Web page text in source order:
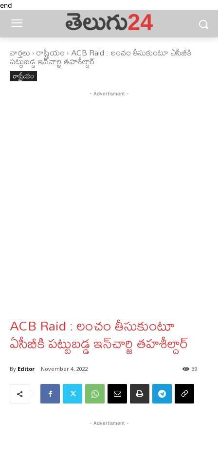
end
వార్తలు రాష్ట్రీయం ACB Raid : లంచం తీసుకుంటూ ఏసీబీకి
పట్టుబడ్డ ఇన్‌చార్జి తహశీల్దార్‌
రాష్ట్రీయం
- Advertisment -
ACB Raid : లంచం తీసుకుంటూ
ఏసీబీకి పట్టుబడ్డ ఇన్‌చార్జి తహశీల్దార్‌
By Editor November 4, 2022 39
- Advertisment -